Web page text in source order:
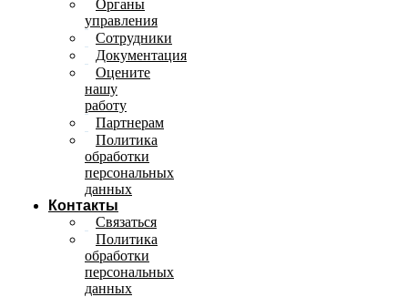
Органы
управления
Сотрудники
Документация
Оцените
нашу
работу
Партнерам
Политика
обработки
персональных
данных
Контакты
Связаться
Политика
обработки
персональных
данных